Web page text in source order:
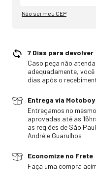
Não sei meu CEP
7 Dias para devolver
Caso peça não
adequadamente,
dias após o
Entrega via Motoboy
Entregamos no
aprovadas até as
as regiões de São
André e Guarulhos
Economize no Frete
Faça uma compra